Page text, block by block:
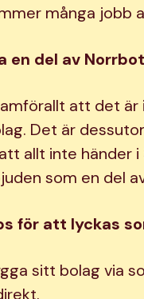
många jobb
en del av
att det
Det är
allt inte händer
som en del
för att lyckas
sitt bolag via